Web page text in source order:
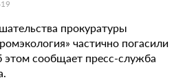
прокуратуры
частично погасили
этом сообщает пресс-служба